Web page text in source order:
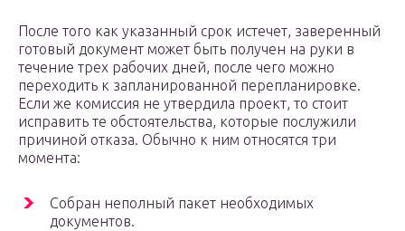
После того как указанный срок истечет, заверенный
готовый документ может быть получен на руки в
течение трех рабочих дней, после чего можно
переходить к запланированной перепланировке.
Если же комиссия не утвердила проект, то стоит
исправить те обстоятельства, которые послужили
причиной отказа. Обычно к ним относятся три
момента:
Собран неполный пакет необходимых
документов.